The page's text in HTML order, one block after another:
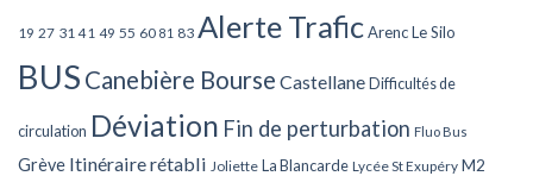
19 27 31 41 49 55 60 81 83 Alerte TraficArenc Le Silo
BUS Canebière Bourse Castellane Difficultés de
circulation Déviation Fin de perturbation Fluo Bus
Grève Itinéraire rétabli Joliette La Blancarde Lycée St Exupéry M2